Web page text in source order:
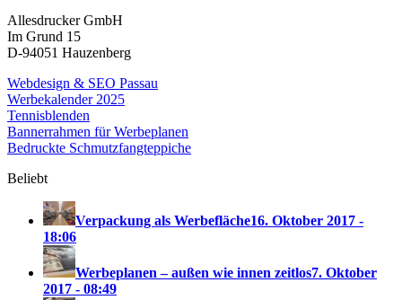
Allesdrucker GmbH
Im Grund 15
D-94051 Hauzenberg
Webdesign & SEO Passau
Werbekalender 2025
Tennisblenden
Bannerrahmen für Werbeplanen
Bedruckte Schmutzfangteppiche
Beliebt
Verpackung als Werbefläche16. Oktober 2017 -
18:06
Werbeplanen – außen wie innen zeitlos7. Oktober
2017 - 08:49